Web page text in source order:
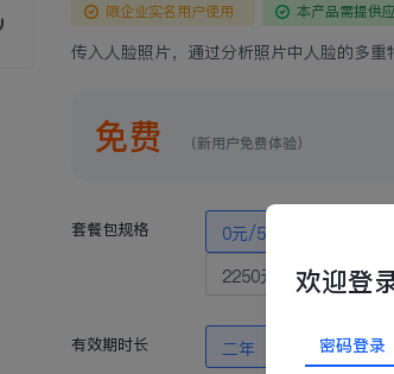
限企业实名用户使用 本产品需提供
传入人脸照片，通过分析照片中人脸的多
免费 （新用户免费体验）
套餐包规格 0元/5次
2250元/3万次
有效期时长 二年
欢迎登
密码登录